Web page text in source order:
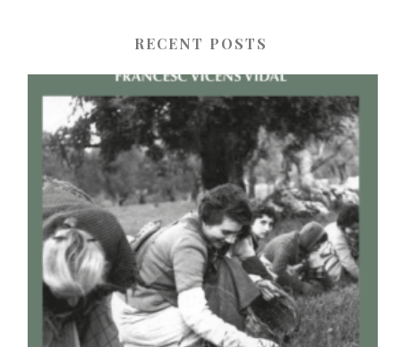
RECENT POSTS